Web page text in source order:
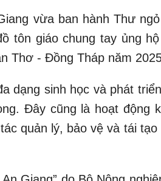
vừa ban hành Thư
tôn giáo chung tay ủng
Thơ - Đồng Tháp năm
dạng sinh học và phát
Đây cũng là hoạt động
quản lý, bảo vệ và tái tạo